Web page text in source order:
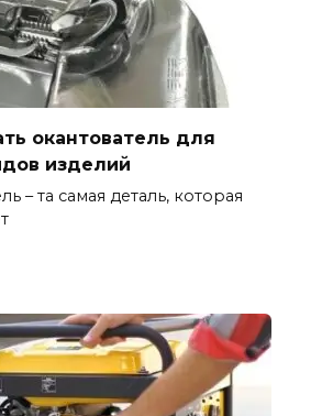
окантователь для
изделий
– та самая деталь, которая